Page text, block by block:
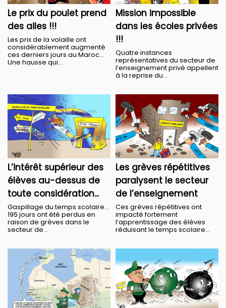
Le prix du poulet prend
des ailes !!!
Les prix de la volaille ont
considérablement augmenté
ces derniers jours au Maroc…
Une hausse qui...
Mission impossible
dans les écoles privées
!!!
Quatre instances
représentatives du secteur de
l’enseignement privé appellent
à la reprise du...
L’intérêt supérieur des
élèves au-dessus de
toute considération...
Gaspillage du temps scolaire...
195 jours ont été perdus en
raison de grèves dans le
secteur de...
Les grèves répétitives
paralysent le secteur
de l’enseignement
Ces grèves répétitives ont
impacté fortement
l’apprentissage des élèves
réduisant le temps scolaire...